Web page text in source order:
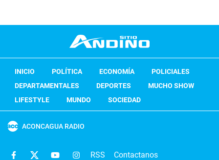
INICIO POLÍTICA ECONOMÍA
POLICIALES
DEPARTAMENTALES
DEPORTES
MUCHO SHOW
LIFESTYLE
MUNDO SOCIEDAD
ACONCAGUA RADIO
RSS Contactanos